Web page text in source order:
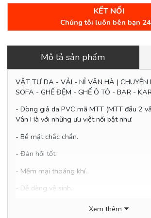
KẾT NỐI
Chúng tôi luôn bên bạn
Mô tả sản phẩm
VẬT TƯ DA - VẢI - NỈ VÂN HÀ | CHUYÊN
SOFA - GHẾ ĐỆM - GHẾ Ô TÔ - BAR -
- Dòng giả da PVC mã MTT (MTT đầu 2
Vân Hà với những ưu việt nổi bật như:
- Bề mặt chắc chắn.
- Đàn hồi tốt.
- Mềm mại thoáng khí.
- Dễ dàng vệ sinh.
- Thân thiện với môi trường.Xem thêm